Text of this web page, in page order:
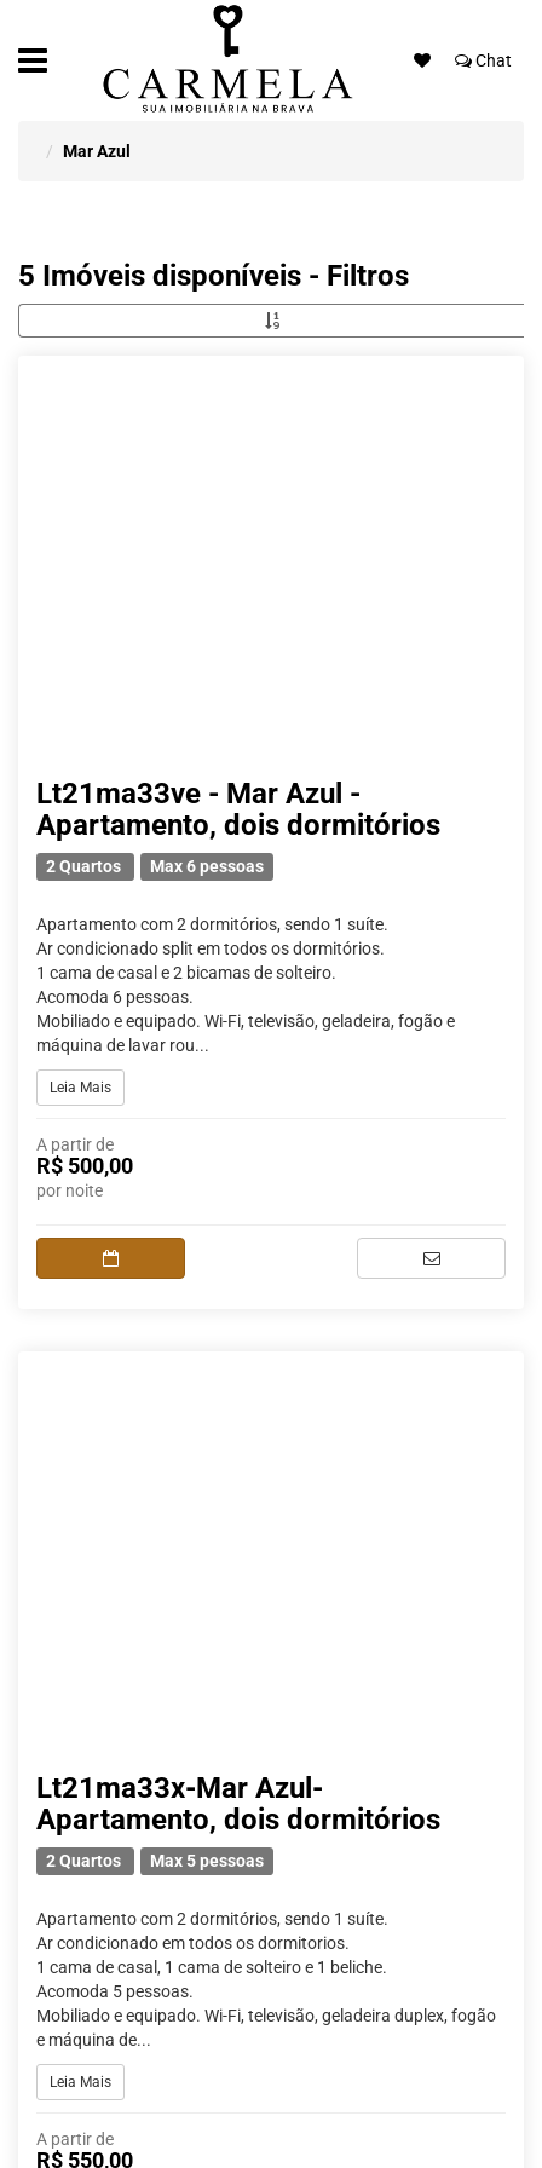
Chat
Mar Azul
5 Imóveis disponíveis - Filtros
Lt21ma33ve - Mar Azul -
Apartamento, dois dormitórios
2 Quartos Max 6 pessoas
Apartamento com 2 dormitórios, sendo 1 suíte.
Ar condicionado split em todos os dormitórios.
1 cama de casal e 2 bicamas de solteiro.
Acomoda 6 pessoas.
Mobiliado e equipado. Wi-Fi, televisão, geladeira, fogão e
máquina de lavar rou...
Leia Mais
A partir de
R$ 500,00
por noite
Lt21ma33x-Mar Azul-
Apartamento, dois dormitórios
2 Quartos Max 5 pessoas
Apartamento com 2 dormitórios, sendo 1 suíte.
Ar condicionado em todos os dormitorios.
1 cama de casal, 1 cama de solteiro e 1 beliche.
Acomoda 5 pessoas.
Mobiliado e equipado. Wi-Fi, televisão, geladeira duplex, fogão
e máquina de...
Leia Mais
A partir de
R$ 550,00